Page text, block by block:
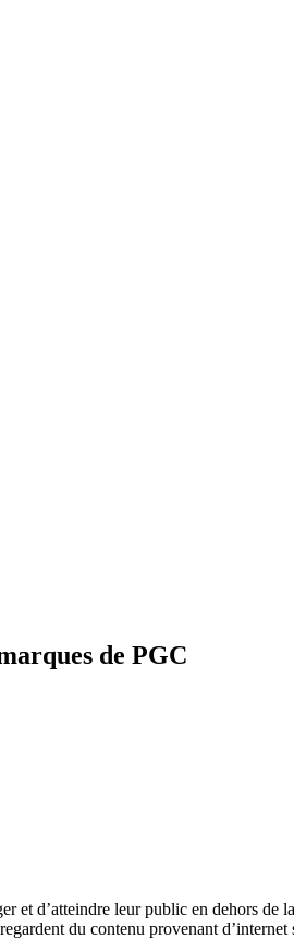
de PGC
d’atteindre leur public en dehors
du contenu provenant